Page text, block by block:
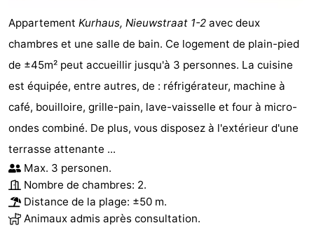
Appartement Kurhaus, Nieuwstraat 1-2 avec deux
chambres et une salle de bain. Ce logement de plain-pied
de ±45m² peut accueillir jusqu'à 3 personnes. La cuisine
est équipée, entre autres, de : réfrigérateur, machine à
café, bouilloire, grille-pain, lave-vaisselle et four à micro-
ondes combiné. De plus, vous disposez à l'extérieur d'une
terrasse attenante ...
Max. 3 personen.
Nombre de chambres: 2.
Distance de la plage: ±50 m.
Animaux admis après consultation.